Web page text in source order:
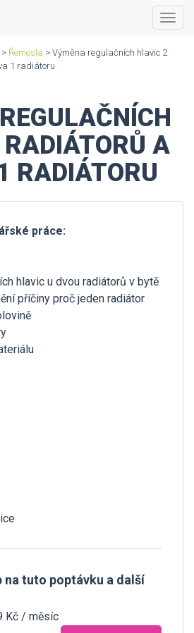
> Řemesla > Výměna regulačních hlavic 2
1 radiátoru
A
RADIÁTORU
práce:
hlavic u dvou radiátorů v bytě
příčiny proč jeden radiátor
tuto poptávku a další
Kč / měsíc